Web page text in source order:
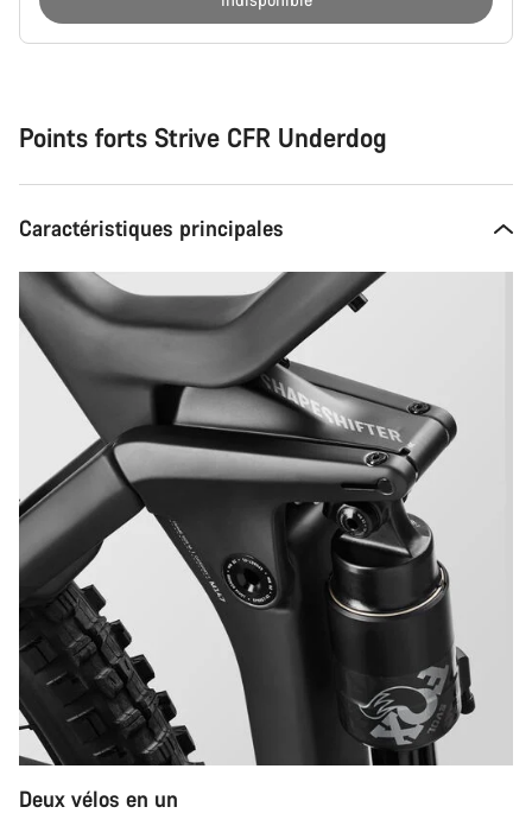
Points forts Strive CFR Underdog
Caractéristiques principales
Deux vélos en un